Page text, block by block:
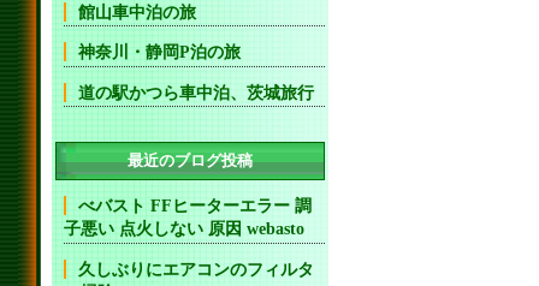
館山車中泊の旅
神奈川・静岡P泊の旅
道の駅かつら車中泊、茨城旅行
最近のブログ投稿
べバスト FFヒーターエラー 調
子悪い 点火しない 原因 webasto
久しぶりにエアコンのフィルタ